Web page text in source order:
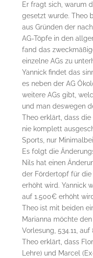
Er fragt sich, warum
gesetzt wurde. Theo
aus Gründen der
AG-Töpfe in den
fand das
einzelne AGs zu
Yannick findet das
es neben der AG
weitere AGs gibt,
und man deswegen
Theo erklärt, dass
nie komplett
Sports, nur
Es folgt die
Nils hat einen
der Fördertopf für
erhöht wird. Yannick
auf 1.500€ erhöht
Theo ist mit beiden
Marianna möchte
Vorlesung, 534.11,
Theo erklärt, dass
Lehre) und Marcel